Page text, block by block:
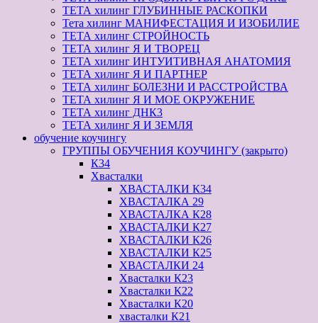
ТЕТА хилинг ГЛУБИННЫЕ РАСКОПКИ
Тета хилинг МАНИФЕСТАЦИЯ И ИЗОБИЛИЕ
ТЕТА хилинг СТРОЙНОСТЬ
ТЕТА хилинг Я И ТВОРЕЦ
ТЕТА хилинг ИНТУИТИВНАЯ АНАТОМИЯ
ТЕТА хилинг Я И ПАРТНЕР
ТЕТА хилинг БОЛЕЗНИ И РАССТРОЙСТВА
ТЕТА хилинг Я И МОЕ ОКРУЖЕНИЕ
ТЕТА хилинг ДНК3
ТЕТА хилинг Я И ЗЕМЛЯ
обучение коучингу
ГРУППЫ ОБУЧЕНИЯ КОУЧИНГУ (закрыто)
К34
Хвасталки
ХВАСТАЛКИ К34
ХВАСТАЛКА 29
ХВАСТАЛКА К28
ХВАСТАЛКИ К27
ХВАСТАЛКИ К26
ХВАСТАЛКИ К25
ХВАСТАЛКИ 24
Хвасталки К23
Хвасталки К22
Хвасталки К20
хвасталки К21